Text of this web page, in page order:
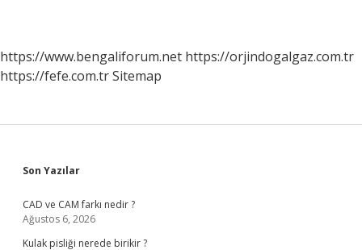
https://www.bengaliforum.net https://orjindogalgaz.com.tr
https://fefe.com.trSitemap
Sidebar
Son Yazılar
CAD ve CAM farkı nedir ?
Ağustos 6, 2026
Kulak pisliği nerede birikir ?